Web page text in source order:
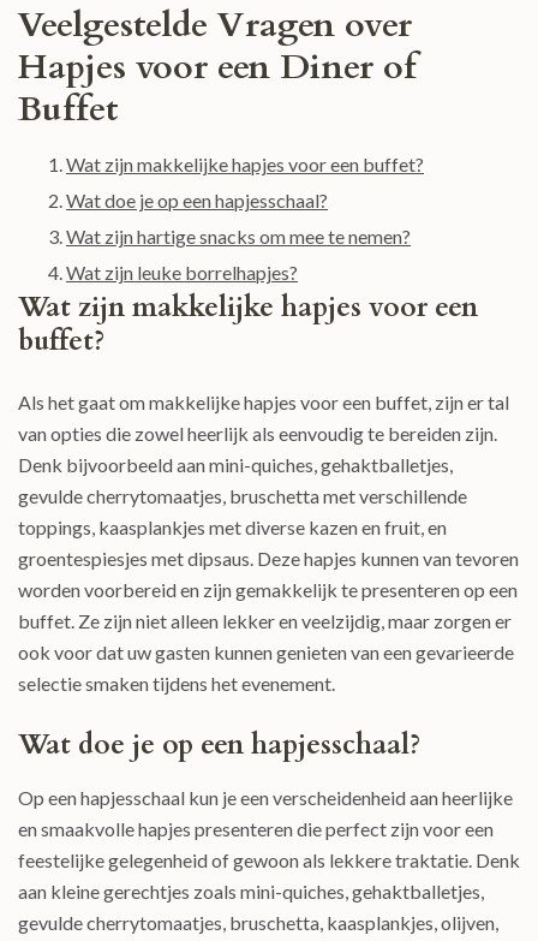
Veelgestelde Vragen over
Hapjes voor een Diner of
Buffet
Wat zijn makkelijke hapjes voor een buffet?
Wat doe je op een hapjesschaal?
Wat zijn hartige snacks om mee te nemen?
Wat zijn leuke borrelhapjes?
Wat zijn makkelijke hapjes voor een
buffet?
Als het gaat om makkelijke hapjes voor een buffet, zijn er tal
van opties die zowel heerlijk als eenvoudig te bereiden zijn.
Denk bijvoorbeeld aan mini-quiches, gehaktballetjes,
gevulde cherrytomaatjes, bruschetta met verschillende
toppings, kaasplankjes met diverse kazen en fruit, en
groentespiesjes met dipsaus. Deze hapjes kunnen van tevoren
worden voorbereid en zijn gemakkelijk te presenteren op een
buffet. Ze zijn niet alleen lekker en veelzijdig, maar zorgen er
ook voor dat uw gasten kunnen genieten van een gevarieerde
selectie smaken tijdens het evenement.
Wat doe je op een hapjesschaal?
Op een hapjesschaal kun je een verscheidenheid aan heerlijke
en smaakvolle hapjes presenteren die perfect zijn voor een
feestelijke gelegenheid of gewoon als lekkere traktatie. Denk
aan kleine gerechtjes zoals mini-quiches, gehaktballetjes,
gevulde cherrytomaatjes, bruschetta, kaasplankjes, olijven,